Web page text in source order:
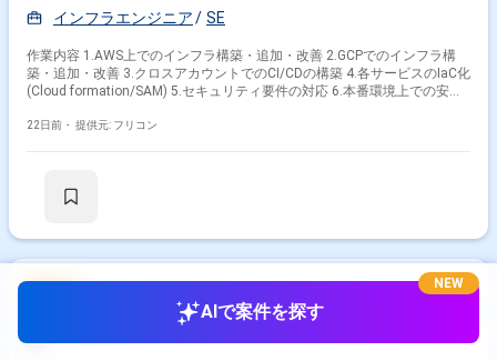
インフラエンジニア
SE
作業内容 1.AWS上でのインフラ構築・追加・改善 2.GCPでのインフラ構
築・追加・改善 3.クロスアカウントでのCI/CDの構築 4.各サービスのIaC化
(Cloud formation/SAM) 5.セキュリティ要件の対応 6.本番環境上での安定
22日前・ 提供元: フリコン
(リモート)【Ruby on Rails】サービスのクライアント開
発
AIで案件を探す
NEW